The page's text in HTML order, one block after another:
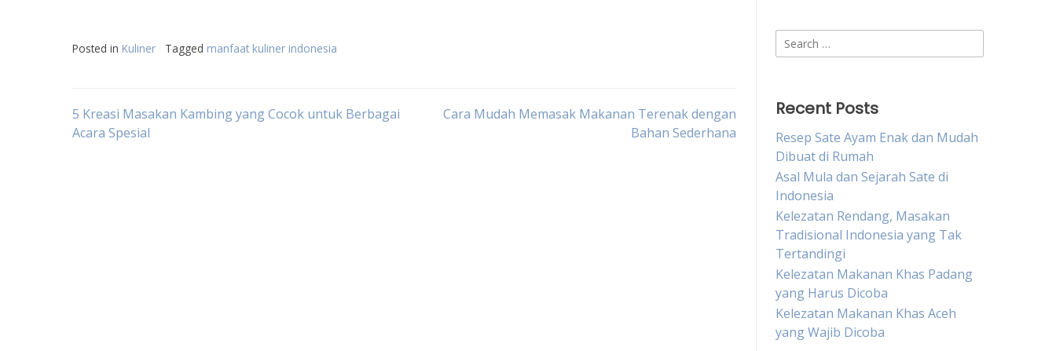
Posted in Kuliner Tagged manfaat kuliner indonesia
Post
5 Kreasi Masakan Kambing yang Cocok untuk Berbagai
Acara Spesial
Cara Mudah Memasak Makanan Terenak dengan
Bahan Sederhana
Search
for:
Recent Posts
Resep Sate Ayam Enak dan Mudah
Dibuat di Rumah
Asal Mula dan Sejarah Sate di
Indonesia
Kelezatan Rendang, Masakan
Tradisional Indonesia yang Tak
Tertandingi
Kelezatan Makanan Khas Padang
yang Harus Dicoba
Kelezatan Makanan Khas Aceh
yang Wajib Dicoba